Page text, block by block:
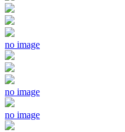
no image
no image
no image